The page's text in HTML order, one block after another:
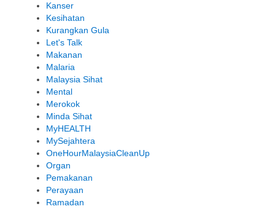
Kanser
Kesihatan
Kurangkan Gula
Let's Talk
Makanan
Malaria
Malaysia Sihat
Mental
Merokok
Minda Sihat
MyHEALTH
MySejahtera
OneHourMalaysiaCleanUp
Organ
Pemakanan
Perayaan
Ramadan